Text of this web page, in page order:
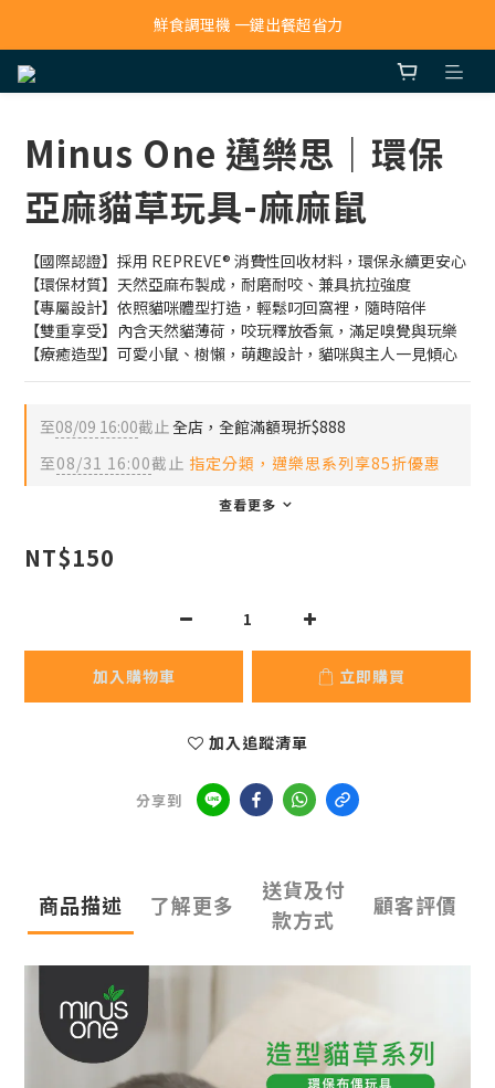
寵物吸毛機 吸毛清淨抗敏一次搞定
鮮食調理機 一鍵出餐超省力
Minus One 邁樂思｜環保
亞麻貓草玩具-麻麻鼠
【國際認證】採用 REPREVE® 消費性回收材料，環保永續更安心
【環保材質】天然亞麻布製成，耐磨耐咬、兼具抗拉強度
【專屬設計】依照貓咪體型打造，輕鬆叼回窩裡，隨時陪伴
【雙重享受】內含天然貓薄荷，咬玩釋放香氣，滿足嗅覺與玩樂
【療癒造型】可愛小鼠、樹懶，萌趣設計，貓咪與主人一見傾心
至08/09 16:00截止全店，全館滿額現折$888
至08/31 16:00截止 指定分類，邁樂思系列享85折優惠
查看更多
NT$150
加入購物車 立即購買
加入追蹤清單
分享到
商品描述 了解更多
送貨及付
款方式
顧客評價